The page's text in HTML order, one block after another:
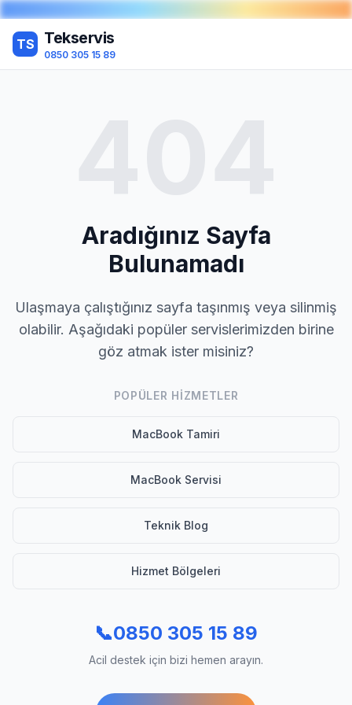
TS Tekservis
0850 305 15 89
Aradığınız Sayfa
Bulunamadı
Ulaşmaya çalıştığınız sayfa taşınmış veya silinmiş
olabilir. Aşağıdaki popüler servislerimizden birine
göz atmak ister misiniz?
POPÜLER HIZMETLER
MacBook Tamiri
MacBook Servisi
Teknik Blog
Hizmet Bölgeleri
📞0850 305 15 89
Acil destek için bizi hemen arayın.